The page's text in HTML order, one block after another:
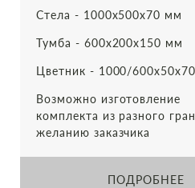
Стела - 1000х500х70 мм
Тумба - 600х200х150 мм
Цветник - 1000/
Возможно изготовление
комплекта из разного
желанию заказчика
ПОДРОБНЕЕ